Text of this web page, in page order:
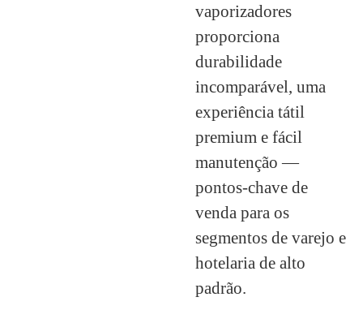
vaporizadores
proporciona
durabilidade
incomparável, uma
experiência tátil
premium e fácil
manutenção —
pontos-chave de
venda para os
segmentos de varejo e
hotelaria de alto
padrão.